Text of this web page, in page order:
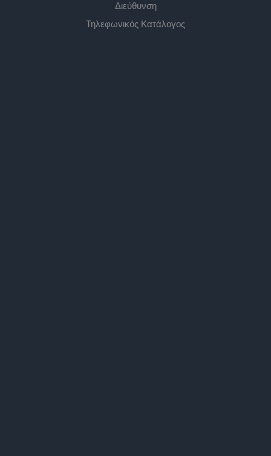
Διεύθυνση
Τηλεφωνικός Κατάλογος